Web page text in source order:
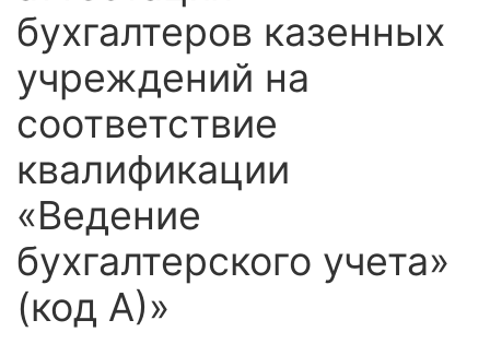
бухгалтеров казенных
учреждений на
соответствие
квалификации
«Ведение
бухгалтерского учета»
(код А)»